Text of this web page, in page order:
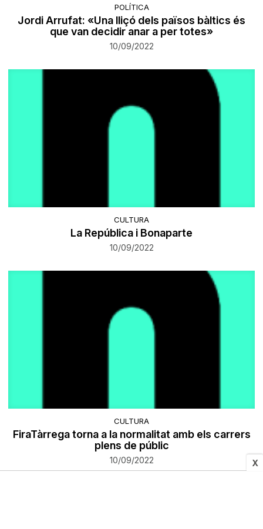
X
POLÍTICA
Jordi Arrufat: «Una lliçó dels països bàltics és
que van decidir anar a per totes»
10/09/2022
CULTURA
La República i Bonaparte
10/09/2022
CULTURA
FiraTàrrega torna a la normalitat amb els carrers
plens de públic
10/09/2022